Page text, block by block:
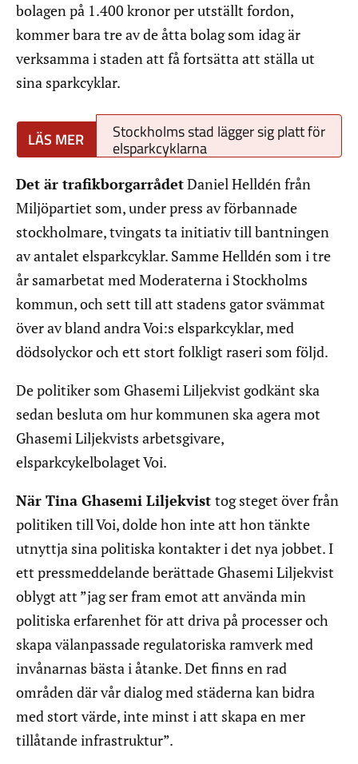
bolagen på 1.400 kronor per utställt fordon,
kommer bara tre av de åtta bolag som idag är
verksamma i staden att få fortsätta att ställa ut
sina sparkcyklar.
Stockholms stad lägger sig platt för
elsparkcyklarna
Det är trafikborgarrådetDaniel Helldén från
Miljöpartiet som, under press av förbannade
stockholmare, tvingats ta initiativ till bantningen
av antalet elsparkcyklar. Samme Helldén som i tre
år samarbetat med Moderaterna i Stockholms
kommun, och sett till att stadens gator svämmat
över av bland andra Voi:s elsparkcyklar, med
dödsolyckor och ett stort folkligt raseri som följd.
De politiker som Ghasemi Liljekvist godkänt ska
sedan besluta om hur kommunen ska agera mot
Ghasemi Liljekvists arbetsgivare,
elsparkcykelbolaget Voi.
När Tina Ghasemi Liljekvist tog steget över från
politiken till Voi, dolde hon inte att hon tänkte
utnyttja sina politiska kontakter i det nya jobbet. I
ett pressmeddelande berättade Ghasemi Liljekvist
oblygt att ”jag ser fram emot att använda min
politiska erfarenhet för att driva på processer och
skapa välanpassade regulatoriska ramverk med
invånarnas bästa i åtanke. Det finns en rad
områden där vår dialog med städerna kan bidra
med stort värde, inte minst i att skapa en mer
tillåtande infrastruktur”.